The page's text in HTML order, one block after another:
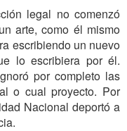
legal no comenzó
arte, como él mismo
escribiendo un nuevo
lo escribiera por él.
por completo las
o cual proyecto. Por
Nacional deportó a